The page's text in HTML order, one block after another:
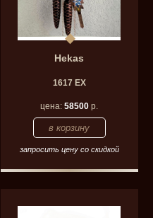
Hekas
1617 EX
цена:58500 р.
запросить цену со скидкой